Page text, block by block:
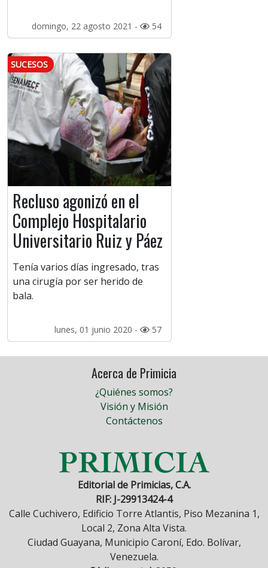
domingo, 22 agosto 2021 - 54
SUCESOS
Recluso agonizó en el
Complejo Hospitalario
Universitario Ruiz y Páez
Tenía varios días ingresado, tras
una cirugía por ser herido de
bala.
lunes, 01 junio 2020 - 57
Acerca de Primicia
¿Quiénes somos?
Visión y Misión
Contáctenos
Editorial de Primicias, C.A.
RIF: J-29913424-4
Calle Cuchivero, Edificio Torre Atlantis, Piso Mezanina 1,
Local 2, Zona Alta Vista.
Ciudad Guayana, Municipio Caroní, Edo. Bolívar,
Venezuela.